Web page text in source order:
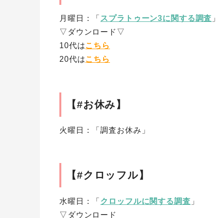
月曜日：「 スプラトゥーン3に関する調査
▽ダウンロード▽
10代はこちら
20代はこちら
【#お休み】
火曜日：「調査お休み」
【#クロッフル】
水曜日：「 クロッフルに関する調査 」
▽ダウンロード